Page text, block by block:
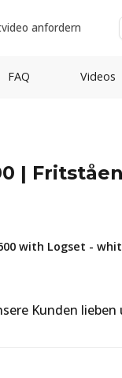
anfordern
FAQ Videos
|
with Logset -
Kunden lieben